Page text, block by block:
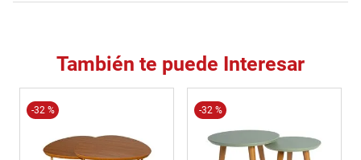
También te puede Interesar
-32 % -32 %